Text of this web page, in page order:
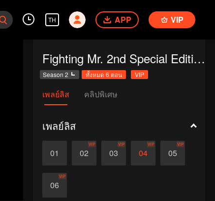
TH APP VIP
Fighting Mr. 2nd Special Edition
Season 2 ทั้งหมด 6 ตอน VIP
เพลย์ลิส คลิปพิเศษ
เพลย์ลิส
01 02
VIP
03
VIP
04
VIP
05
VIP
06
VIP